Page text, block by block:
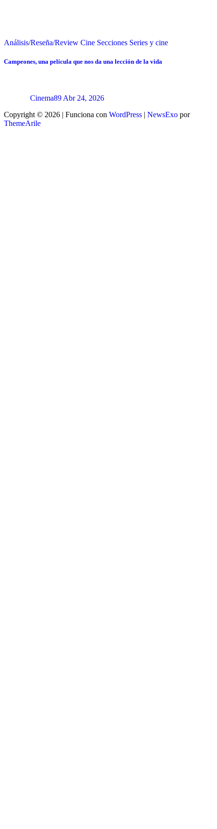
Análisis/Reseña/Review Cine Secciones Series y cine
Campeones, una película que nos da una lección de la vida
Cinema89 Abr 24, 2026
Copyright © 2026 | Funciona con WordPress | NewsExo por
ThemeArile